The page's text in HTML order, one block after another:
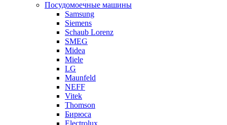
Посудомоечные машины
Samsung
Siemens
Schaub Lorenz
SMEG
Midea
Miele
LG
Maunfeld
NEFF
Vitek
Thomson
Бирюса